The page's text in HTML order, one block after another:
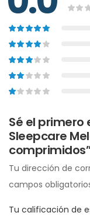
Sé el primero
Sleepcare
Tu dirección de
campos
Tu calificación de